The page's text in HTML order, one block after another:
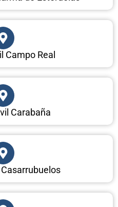
Campo Real
Carabaña